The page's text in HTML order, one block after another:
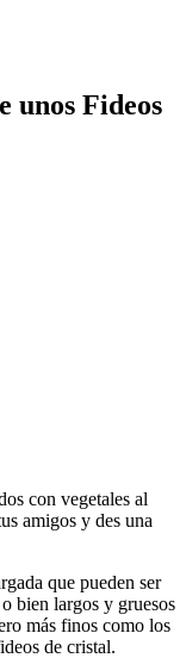
unos Fideos
con vegetales al
amigos y des una
que pueden ser
bien largos y gruesos
más finos como los
de cristal.